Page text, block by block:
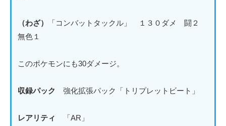
（わざ）
「コンバットタックル」 １３０ダメ 闘２
無色１
このポケモンにも30ダメージ。
収録パック 強化拡張パック「トリプレットビート」
レアリティ 「AR」